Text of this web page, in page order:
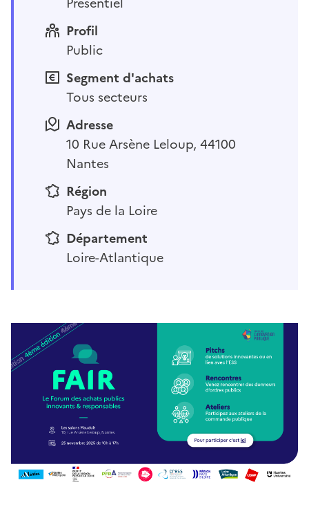
Profil
Public
Segment d'achats
Tous secteurs
Adresse
10 Rue Arsène Leloup, 44100
Nantes
Région
Pays de la Loire
Département
Loire-Atlantique